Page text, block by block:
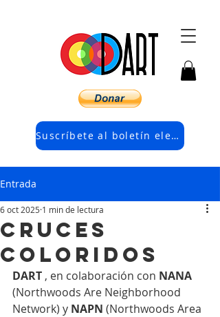
Suscríbete al boletín electrónico
Entrada
Cruces
coloridos
6 oct 2025 1 min de lectura
DART , en colaboración con NANA
(Northwoods Are Neighborhood
Network) y NAPN (Northwoods Area